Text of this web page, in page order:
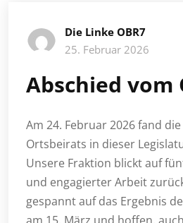
Die Linke OBR7
25. Februar 2026
Abschied
Am 24. Februar 2026 fand
Ortsbeirats in dieser
Unsere Fraktion blickt auf
und engagierter Arbeit
gespannt auf das Ergebnis